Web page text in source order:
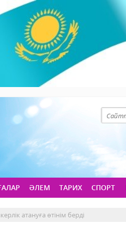
ӘЛЕМ ТАРИХ СПОРТ
атануға өтінім берді